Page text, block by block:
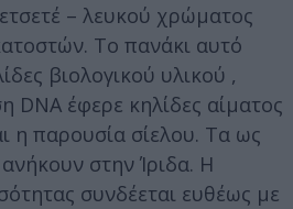
– λευκού χρώματος
Το πανάκι αυτό
βιολογικού υλικού ,
DNA έφερε κηλίδες αίματος
η παρουσία σίελου. Τα ως
στην Ίριδα. Η
συνδέεται ευθέως με